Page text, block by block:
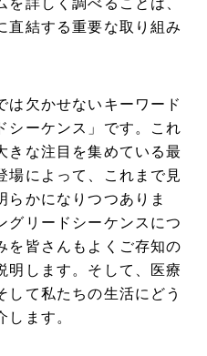
直結する重要な取り組み
は欠かせないキーワード
シーケンス」です。これ
きな注目を集めている最
場によって、これまで見
らかになりつつありま
グリードシーケンスにつ
を皆さんもよくご存知の
明します。そして、医療
して私たちの生活にどう
します。